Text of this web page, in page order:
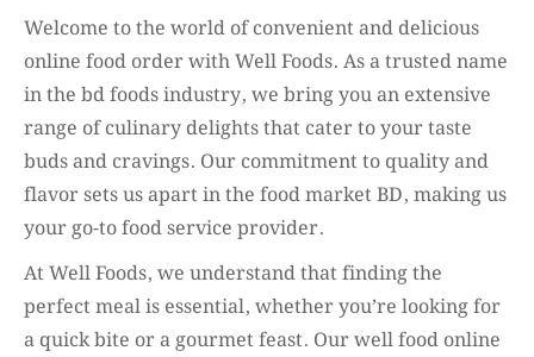
Welcome to the world of convenient and delicious
online food order with Well Foods. As a trusted name
in the bd foods industry, we bring you an extensive
range of culinary delights that cater to your taste
buds and cravings. Our commitment to quality and
flavor sets us apart in the food market BD, making us
your go-to food service provider.
At Well Foods, we understand that finding the
perfect meal is essential, whether you’re looking for
a quick bite or a gourmet feast. Our well food online